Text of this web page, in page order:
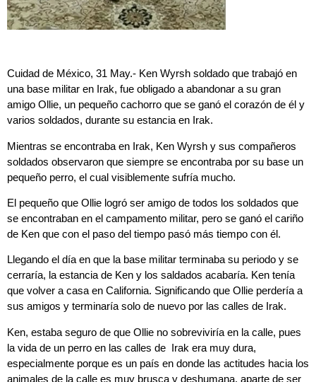
Cuidad de México, 31 May.- Ken Wyrsh soldado que trabajó en
una base militar en Irak, fue obligado a abandonar a su gran
amigo Ollie, un pequeño cachorro que se ganó el corazón de él y
varios soldados, durante su estancia en Irak.
Mientras se encontraba en Irak, Ken Wyrsh y sus compañeros
soldados observaron que siempre se encontraba por su base un
pequeño perro, el cual visiblemente sufría mucho.
El pequeño que Ollie logró ser amigo de todos los soldados que
se encontraban en el campamento militar, pero se ganó el cariño
de Ken que con el paso del tiempo pasó más tiempo con él.
Llegando el día en que la base militar terminaba su periodo y se
cerraría, la estancia de Ken y los saldados acabaría. Ken tenía
que volver a casa en California. Significando que Ollie perdería a
sus amigos y terminaría solo de nuevo por las calles de Irak.
Ken, estaba seguro de que Ollie no sobreviviría en la calle, pues
la vida de un perro en las calles de Irak era muy dura,
especialmente porque es un país en donde las actitudes hacia los
animales de la calle es muy brusca y deshumana, aparte de ser